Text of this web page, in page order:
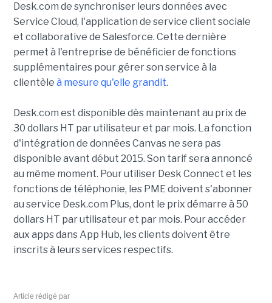
Desk.com de synchroniser leurs données avec
Service Cloud, l'application de service client sociale
et collaborative de Salesforce. Cette dernière
permet à l'entreprise de bénéficier de fonctions
supplémentaires pour gérer son service à la
clientèle à mesure qu'elle grandit.
Desk.com est disponible dès maintenant au prix de
30 dollars HT par utilisateur et par mois. La fonction
d'intégration de données Canvas ne sera pas
disponible avant début 2015. Son tarif sera annoncé
au même moment. Pour utiliser Desk Connect et les
fonctions de téléphonie, les PME doivent s'abonner
au service Desk.com Plus, dont le prix démarre à 50
dollars HT par utilisateur et par mois. Pour accéder
aux apps dans App Hub, les clients doivent être
inscrits à leurs services respectifs.
Article rédigé par